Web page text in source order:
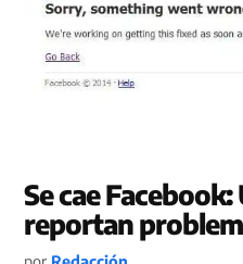
Se cae
reportan